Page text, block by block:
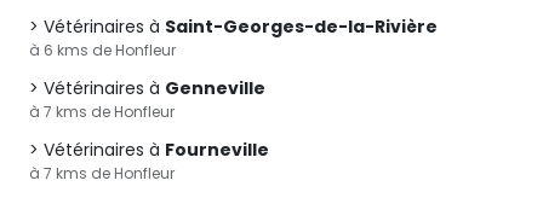
Vétérinaires à Saint-Georges-de-la-Rivière
à 6 kms de Honfleur
Vétérinaires à Genneville
à 7 kms de Honfleur
Vétérinaires à Fourneville
à 7 kms de Honfleur